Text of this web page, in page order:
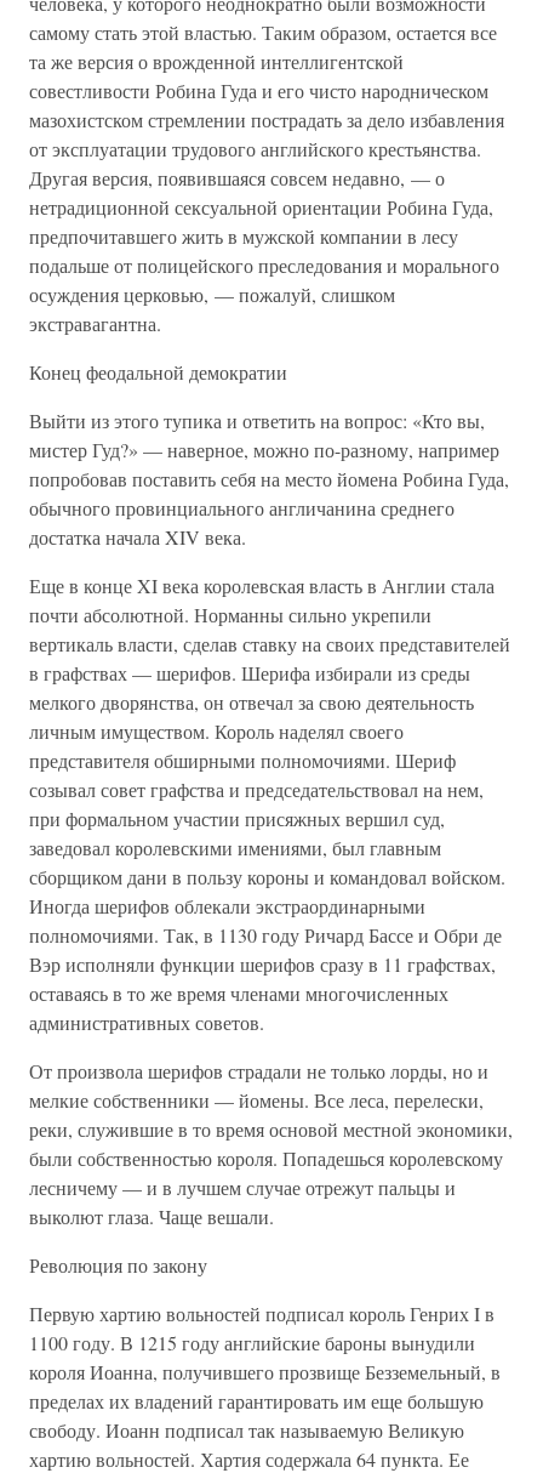
самому стать этой властью. Таким образом, остается все
та же версия о врожденной интеллигентской
совестливости Робина Гуда и его чисто народническом
мазохистском стремлении пострадать за дело избавления
от эксплуатации трудового английского крестьянства.
Другая версия, появившаяся совсем недавно, — о
нетрадиционной сексуальной ориентации Робина Гуда,
предпочитавшего жить в мужской компании в лесу
подальше от полицейского преследования и морального
осуждения церковью, — пожалуй, слишком
экстравагантна.
Конец феодальной демократии
Выйти из этого тупика и ответить на вопрос: «Кто вы,
мистер Гуд?» — наверное, можно по-разному, например
попробовав поставить себя на место йомена Робина Гуда,
обычного провинциального англичанина среднего
достатка начала XIV века.
Еще в конце XI века королевская власть в Англии стала
почти абсолютной. Норманны сильно укрепили
вертикаль власти, сделав ставку на своих представителей
в графствах — шерифов. Шерифа избирали из среды
мелкого дворянства, он отвечал за свою деятельность
личным имуществом. Король наделял своего
представителя обширными полномочиями. Шериф
созывал совет графства и председательствовал на нем,
при формальном участии присяжных вершил суд,
заведовал королевскими имениями, был главным
сборщиком дани в пользу короны и командовал войском.
Иногда шерифов облекали экстраординарными
полномочиями. Так, в 1130 году Ричард Бассе и Обри де
Вэр исполняли функции шерифов сразу в 11 графствах,
оставаясь в то же время членами многочисленных
административных советов.
От произвола шерифов страдали не только лорды, но и
мелкие собственники — йомены. Все леса, перелески,
реки, служившие в то время основой местной экономики,
были собственностью короля. Попадешься королевскому
лесничему — и в лучшем случае отрежут пальцы и
выколют глаза. Чаще вешали.
Революция по закону
Первую хартию вольностей подписал король Генрих I в
1100 году. В 1215 году английские бароны вынудили
короля Иоанна, получившего прозвище Безземельный, в
пределах их владений гарантировать им еще большую
свободу. Иоанн подписал так называемую Великую
хартию вольностей. Хартия содержала 64 пункта. Ее